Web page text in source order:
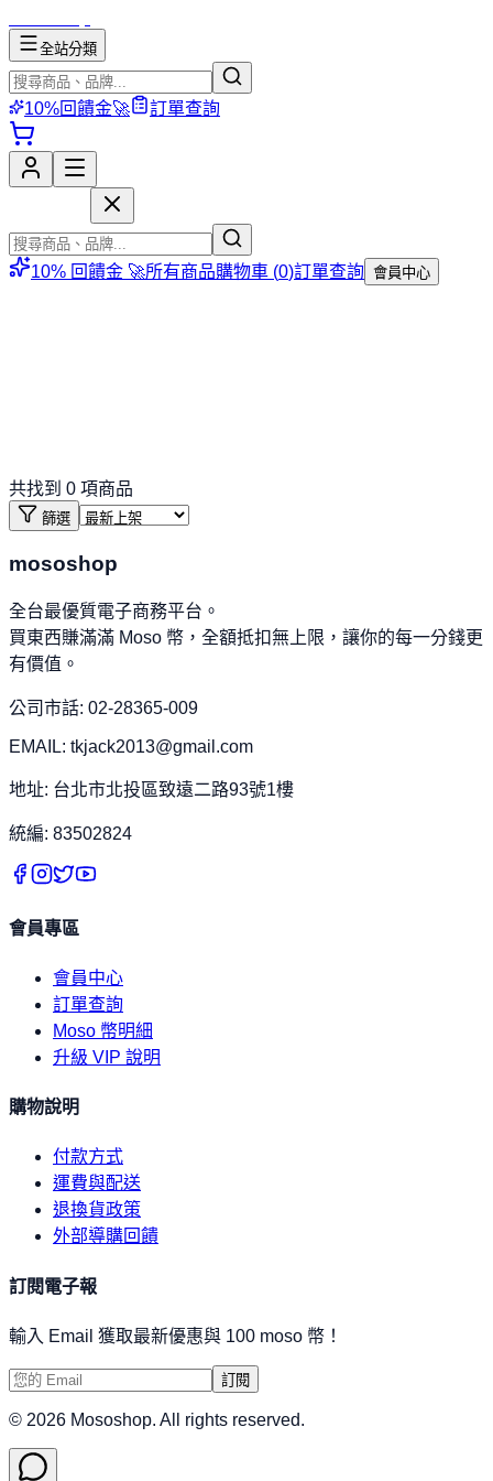
全站分類
10%回饋金🚀 訂單查詢
10% 回饋金 🚀所有商品購物車 (0)訂單查詢 會員中心
共找到 0 項商品
篩選
mososhop
全台最優質電子商務平台。
買東西賺滿滿 Moso 幣，全額抵扣無上限，讓你的每一分錢更
有價值。
公司市話: 02-28365-009
EMAIL: tkjack2013@gmail.com
地址: 台北市北投區致遠二路93號1樓
統編: 83502824
會員專區
會員中心
訂單查詢
Moso 幣明細
升級 VIP 說明
購物說明
付款方式
運費與配送
退換貨政策
外部導購回饋
訂閱電子報
輸入 Email 獲取最新優惠與 100 moso 幣！
訂閱
© 2026 Mososhop. All rights reserved.